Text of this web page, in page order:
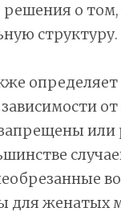
о
структуру.
или
для женатых